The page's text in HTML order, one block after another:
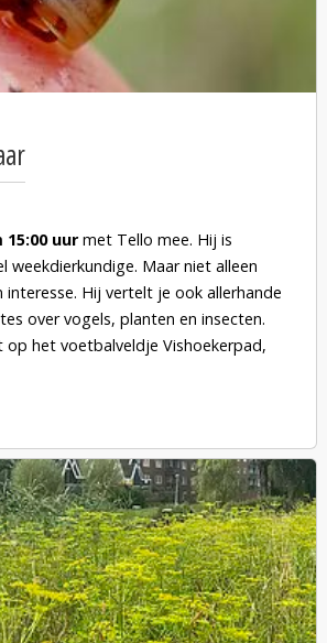
15:00 uurmet Tello mee. Hij is
weekdierkundige. Maar niet alleen
interesse. Hij vertelt je ook allerhande
over vogels, planten en insecten.
op het voetbalveldje Vishoekerpad,
van
maar meldt je van te voren aan bij
, dan weten we ongeveer hoe groot